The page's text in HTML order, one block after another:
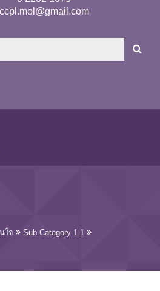
ccpl.mol@gmail.com
ใจ Sub Category 1.1